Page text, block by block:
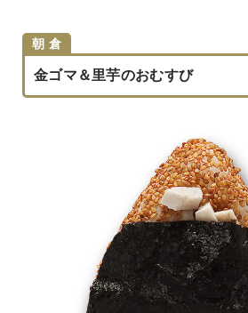
朝 倉
金ゴマ＆里芋のおむすび